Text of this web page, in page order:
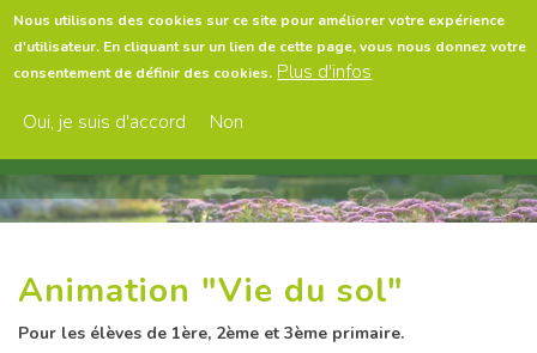
Nous utilisons des cookies sur ce site pour améliorer votre expérience
d'utilisateur. En cliquant sur un lien de cette page, vous nous donnez votre
consentement de définir des cookies. Plus d'infos
Oui, je suis d'accord
Non
Aller
au
contenu
Animation "Vie du sol"
Pour les élèves de 1ère, 2ème et 3ème primaire.